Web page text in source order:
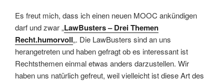
Es freut mich, dass ich einen neuen MOOC ankündigen
darf und zwar „LawBusters – Drei Themen
Recht.humorvoll„. Die LawBusters sind an uns
herangetreten und haben gefragt ob es interessant ist
Rechtsthemen einmal etwas anders darzustellen. Wir
haben uns natürlich gefreut, weil vielleicht ist diese Art des